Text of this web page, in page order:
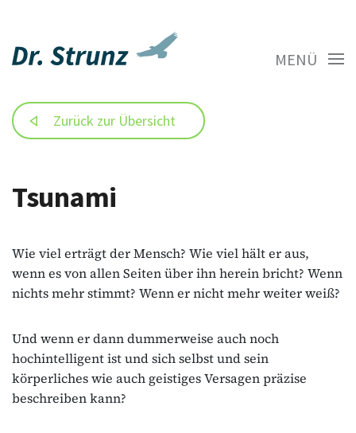
MENÜ
Zurück zur Übersicht
Tsunami
Wie viel erträgt der Mensch? Wie viel hält er aus,
wenn es von allen Seiten über ihn herein bricht? Wenn
nichts mehr stimmt? Wenn er nicht mehr weiter weiß?
Und wenn er dann dummerweise auch noch
hochintelligent ist und sich selbst und sein
körperliches wie auch geistiges Versagen präzise
beschreiben kann?